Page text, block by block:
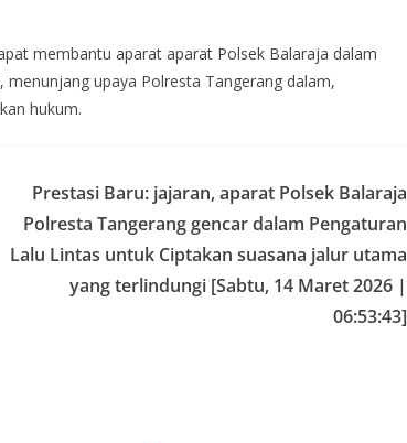
membantu aparat aparat Polsek Balaraja dalam
upaya Polresta Tangerang dalam,
hukum.
Prestasi Baru: jajaran, aparat Polsek Balaraja
Polresta Tangerang gencar dalam Pengaturan
Lalu Lintas untuk Ciptakan suasana jalur utama
yang terlindungi [Sabtu, 14 Maret 2026 |
06:53:43]